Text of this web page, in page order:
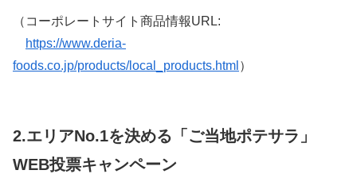
（コーポレートサイト商品情報URL:
https://www.deria-
foods.co.jp/products/local_products.html ）
2.エリアNo.1を決める「ご当地ポテサラ」
WEB投票キャンペーン